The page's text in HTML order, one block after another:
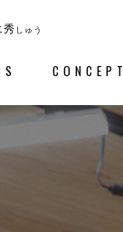
秀 しゅう
CONCEPT
ム